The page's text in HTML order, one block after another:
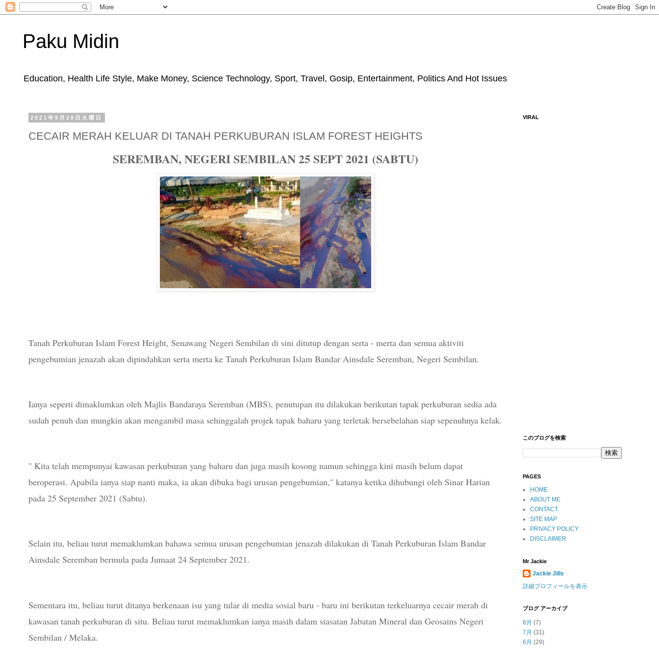
Paku Midin
Education, Health Life Style, Make Money, Science Technology, Sport, Travel, Gosip, Entertainment, Politics And Hot Issues
2021年9月28日火曜日
CECAIR MERAH KELUAR DI TANAH PERKUBURAN ISLAM FOREST HEIGHTS
SEREMBAN, NEGERI SEMBILAN 25 SEPT 2021 (SABTU)
Tanah Perkuburan Islam Forest Height, Senawang Negeri Sembilan di sini ditutup dengan serta - merta dan semua aktiviti
pengebumian jenazah akan dipindahkan serta merta ke Tanah Perkuburan Islam Bandar Ainsdale Seremban, Negeri Sembilan.
Ianya seperti dimaklumkan oleh Majlis Bandaraya Seremban (MBS), penutupan itu dilakukan berikutan tapak perkuburan sedia ada
sudah penuh dan mungkin akan mengambil masa sehinggalah projek tapak baharu yang terletak bersebelahan siap sepenuhnya kelak.
" Kita telah mempunyai kawasan perkuburan yang baharu dan juga masih kosong namun sehingga kini masih belum dapat
beroperasi. Apabila ianya siap nanti maka, ia akan dibuka bagi urusan pengebumian," katanya ketika dihubungi oleh Sinar Harian
pada 25 September 2021 (Sabtu).
Selain itu, beliau turut memaklumkan bahawa semua urusan pengebumian jenazah dilakukan di Tanah Perkuburan Islam Bandar
Ainsdale Seremban bermula pada Jumaat 24 September 2021.
Sementara itu, beliau turut ditanya berkenaan isu yang tular di media sosial baru - baru ini berikutan terkeluarnya cecair merah di
kawasan tanah perkuburan di situ. Beliau turut memaklumkan ianya masih dalam siasatan Jabatan Mineral dan Geosains Negeri
Sembilan / Melaka.
VIRAL
このブログを検索
PAGES
HOME
ABOUT ME
CONTACT
SITE MAP
PRIVACY POLICY
DISCLAIMER
Mr Jackie
Jackie Jills
詳細プロフィールを表示
ブログ アーカイブ
8月 (7)
7月 (31)
6月 (29)